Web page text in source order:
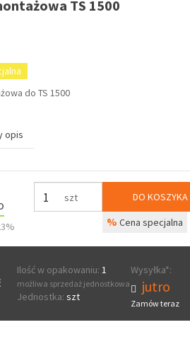
TS 1500
do TS 1500
opis
szt DO KOSZYKA
% Cena specjalna
Ilość w opakowaniu: 1
możliwa sprzedaż jednostkowa
Jednostka: szt
Wysyłka*:
jutro
Zamów teraz